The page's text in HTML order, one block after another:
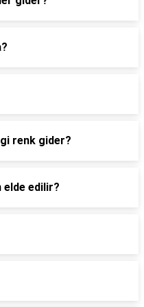
renk gider?
elde edilir?